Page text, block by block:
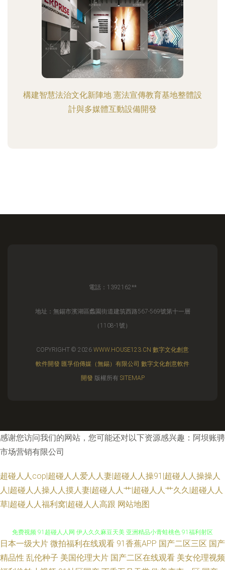
構建智慧法治文化新陣地 憲法宣傳教育基地整體設
計與多媒體互動設備開發
電話：1392162**
地址：無錫市濱湖區蠡園街道建筑西路567-569號第十一層
（1108-1號）
COPYRIGHT © 2026 WWW.HOUSE123.CN 數字文化創意
軟件開發 匯孚伯傳媒（無錫）有限公司 數字文化創意軟件
開發 版權所有 SITEMAP
感谢您访问我们的网站，您可能还对以下资源感兴趣：阿坝账骋
市场营销有限公司
超碰人人cop|超碰人人爱人人妻|超碰人人操91|超碰人人操操人
人|超碰人人操人人摸人妻|超碰人人艹|超碰人人艹久久|超碰人人
草|超碰人人福利窝|超碰人人高跟 网站地图
超碰97狠狠撸狠狠操操 久久草精品在线 久草精品视频在线观看 91网站永久
日本一级大片 微拍福利在线观看 91香蕉APP 国产二区三区 国产
精品性 乱伦种子 美国伦理大片 国产二区在线观看 美女伦理视频